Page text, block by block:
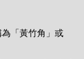
「黃竹角」或